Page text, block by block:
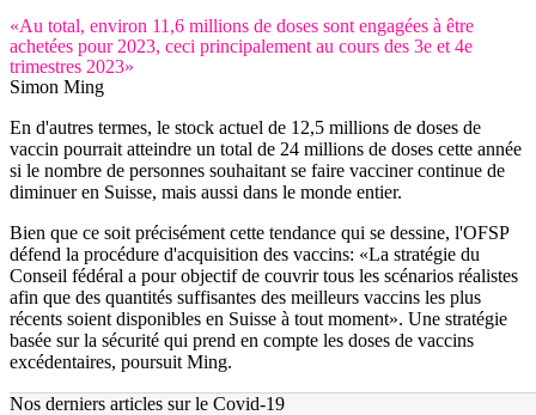
«Au total, environ 11,6 millions de doses sont engagées à être
achetées pour 2023, ceci principalement au cours des 3e et 4e
trimestres 2023»
Simon Ming
En d'autres termes, le stock actuel de 12,5 millions de doses de
vaccin pourrait atteindre un total de 24 millions de doses cette année
si le nombre de personnes souhaitant se faire vacciner continue de
diminuer en Suisse, mais aussi dans le monde entier.
Bien que ce soit précisément cette tendance qui se dessine, l'OFSP
défend la procédure d'acquisition des vaccins: «La stratégie du
Conseil fédéral a pour objectif de couvrir tous les scénarios réalistes
afin que des quantités suffisantes des meilleurs vaccins les plus
récents soient disponibles en Suisse à tout moment». Une stratégie
basée sur la sécurité qui prend en compte les doses de vaccins
excédentaires, poursuit Ming.
Nos derniers articles sur le Covid-19